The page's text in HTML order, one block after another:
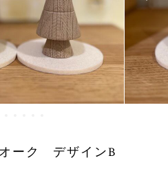
ーク デザインB